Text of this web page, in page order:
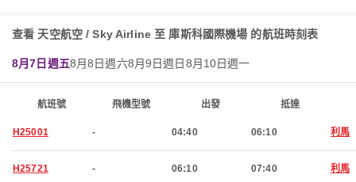
查看 天空航空 / Sky Airline 至 庫斯科國際機場 的航班時刻表
8月7日週五8月8日週六8月9日週日 8月10日週一
航班號 飛機型號 出發 抵達
H25001 - 04:40 06:10 利馬
H25721 - 06:10 07:40 利馬